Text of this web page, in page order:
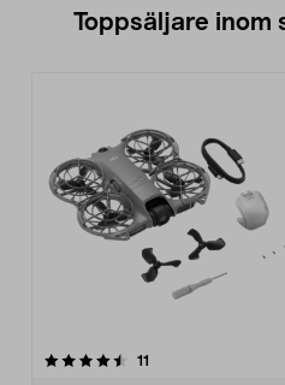
Toppsäljare inom
11
5.0 av 5 stjärnor